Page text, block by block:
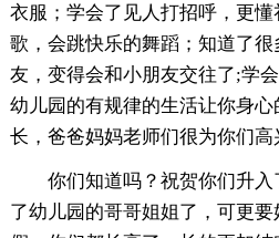
衣服；学会了见人打招呼，更
歌，会跳快乐的舞蹈；知道了
友，变得会和小朋友交往了;学
幼儿园的有规律的生活让你身
长，爸爸妈妈老师们很为你们高
你们知道吗？祝贺你们升
了幼儿园的哥哥姐姐了，可更